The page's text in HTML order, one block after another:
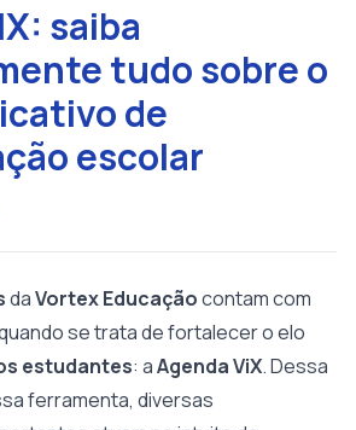
saiba
tudo sobre o
de
escolar
daVortex Educaçãocontam com
se trata de fortalecer o elo
estudantes: aAgenda ViX. Dessa
ferramenta, diversas